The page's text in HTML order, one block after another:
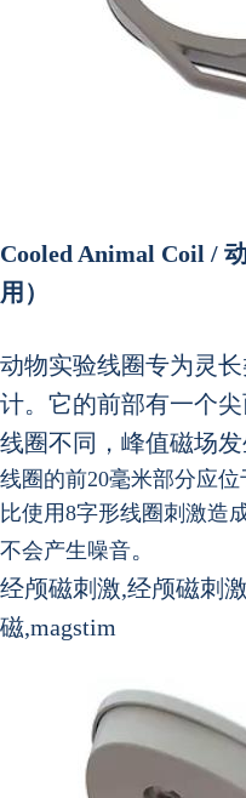
Cooled Animal Coil /
用）
动物实验线圈专为灵
计。它的前部有一个
线圈不同，峰值磁场发
线圈的前20毫米部分应
比使用8字形线圈刺激造
不会产生噪音。
经颅磁刺激,经颅磁刺
磁,magstim